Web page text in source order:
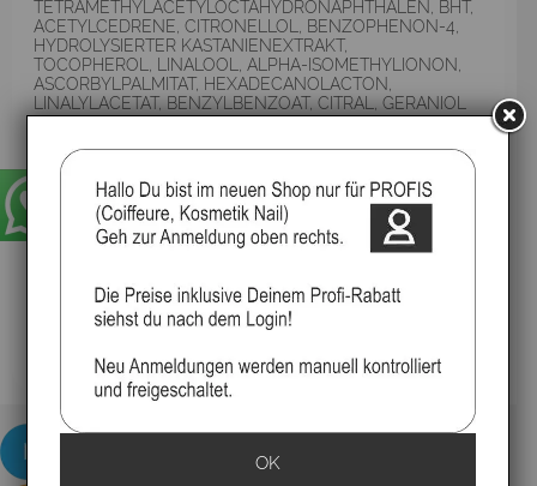
TETRAMETHYLACETYLOCTAHYDRONAPHTHALEN, BHT,
ACETYLCEDRENE, CITRONELLOL, BENZOPHENON-4,
HYDROLYSIERTER KASTANIENEXTRAKT,
TOCOPHEROL, LINALOOL, ALPHA-ISOMETHYLIONON,
ASCORBYLPALMITAT, HEXADECANOLACTON,
LINALYLACETAT, BENZYLBENZOAT, CITRAL, GERANIOL
Die Zutatenliste kann sich ändern, wir laden den
aktuellste Zutatenliste zu konsultieren.
Die Zutatenliste kann sich ändern, wir laden den
Verbraucher ein, die Produktverpackung für die aktuellste
Zutatenliste zu konsultieren.
Etikett aus recyceltem Material gefertigt
Erzeugt durch die Nutzung erneuerbarer Energiequellen
OK